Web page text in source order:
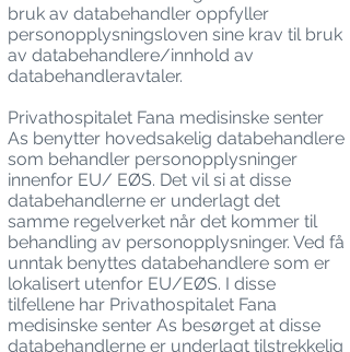
bruk av databehandler oppfyller
personopplysningsloven sine krav til bruk
av databehandlere/innhold av
databehandleravtaler.
Privathospitalet Fana medisinske senter
As benytter hovedsakelig databehandlere
som behandler personopplysninger
innenfor EU/ EØS. Det vil si at disse
databehandlerne er underlagt det
samme regelverket når det kommer til
behandling av personopplysninger. Ved få
unntak benyttes databehandlere som er
lokalisert utenfor EU/EØS. I disse
tilfellene har Privathospitalet Fana
medisinske senter As besørget at disse
databehandlerne er underlagt tilstrekkelig